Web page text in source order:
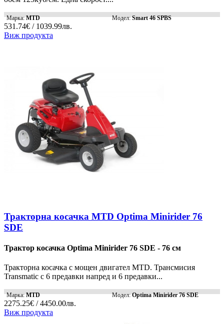
Марка:MTD Модел:Smart 46 SPBS
531.74€ / 1039.99лв.
Виж продукта
Тракторна косачка MTD Optima Minirider 76
SDE
Трактор косачка Optima Minirider 76 SDE - 76 см
Тракторна косачка с мощен двигател MTD. Трансмисия
Transmatic с 6 предавки напред и 6 предавки...
Марка:MTD Модел:Optima Minirider 76 SDE
2275.25€ / 4450.00лв.
Виж продукта